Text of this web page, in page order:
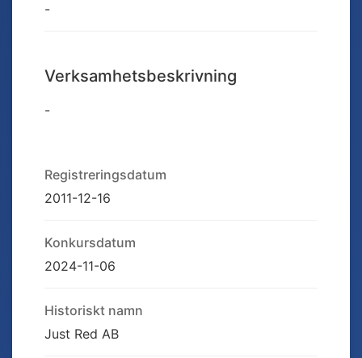
-
Verksamhetsbeskrivning
-
Registreringsdatum
2011-12-16
Konkursdatum
2024-11-06
Historiskt namn
Just Red AB